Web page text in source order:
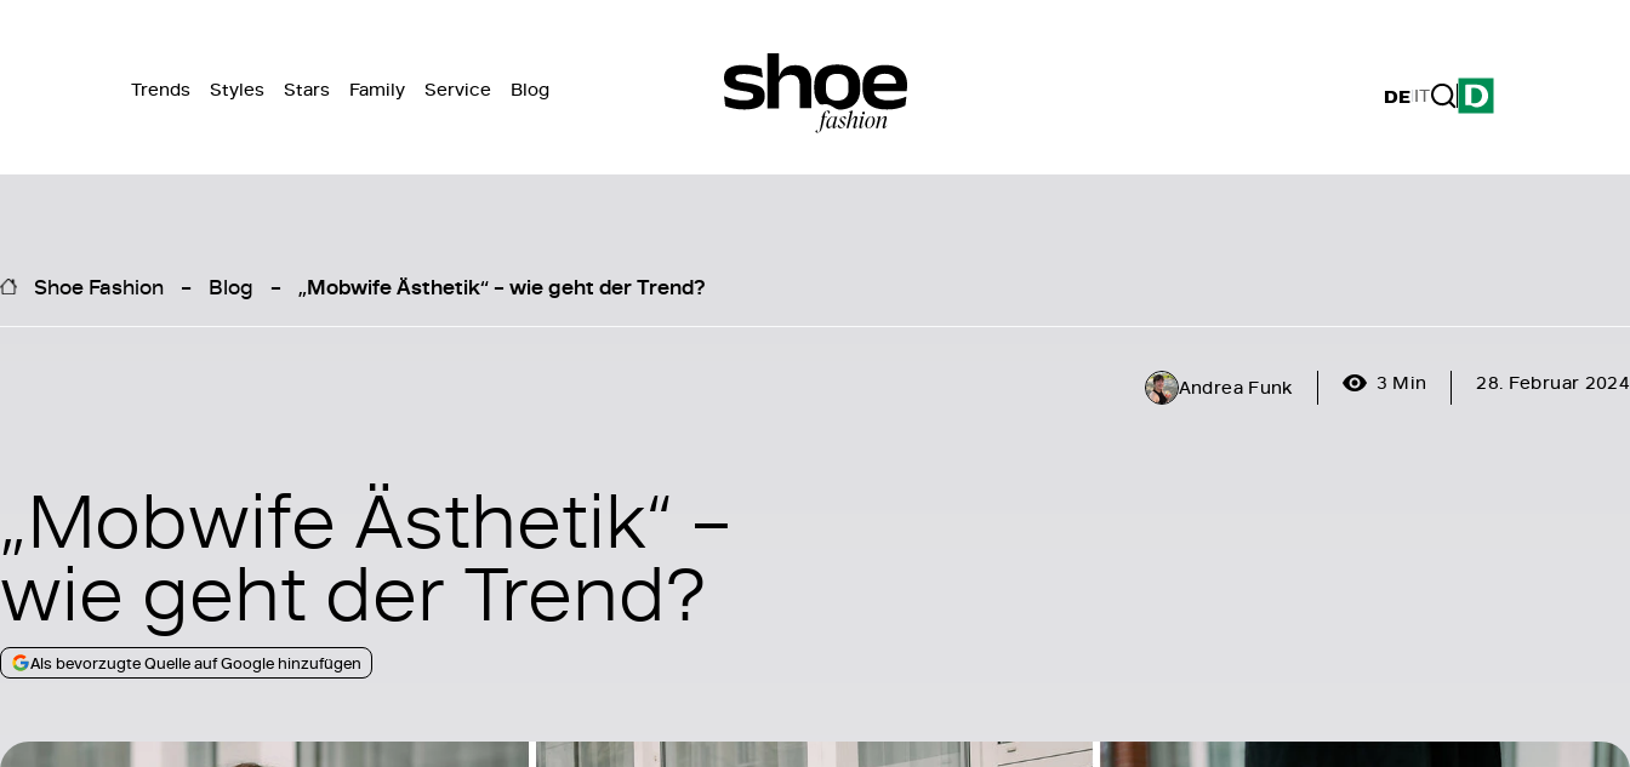
Trends Styles Stars Family Service Blog DE|IT
Shoe Fashion Blog „Mobwife Ästhetik“ – wie geht der Trend?
Andrea Funk 3 Min 28. Februar 2024
„Mobwife Ästhetik“ –
wie geht der Trend?
Als bevorzugte Quelle auf Google hinzufügen